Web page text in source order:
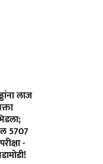
लाज
5707
-